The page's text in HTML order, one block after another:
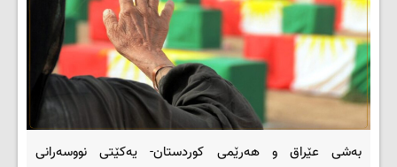
بەشی عێراق و هەرێمی کوردستان- یەکێتی نووسەرانی